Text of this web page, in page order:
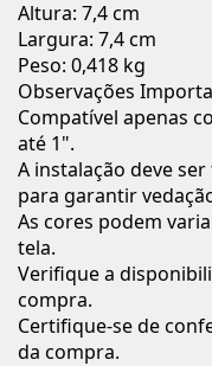
Altura: 7,4 cm
Largura: 7,4 cm
Peso: 0,418 kg
Observações
Compatível apenas
até 1".
A instalação deve
para garantir
As cores podem
tela.
Verifique a
compra.
Certifique-se de
da compra.